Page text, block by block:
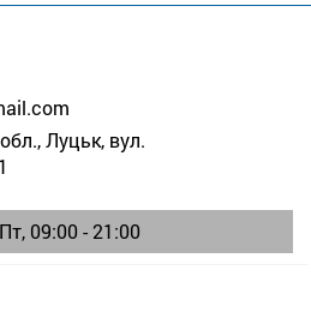
ail.com
Луцьк, вул.
09:00 - 21:00